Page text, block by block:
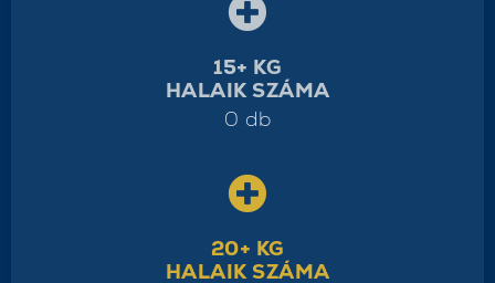
15+ KG
HALAIK SZÁMA
0 db
20+ KG
HALAIK SZÁMA